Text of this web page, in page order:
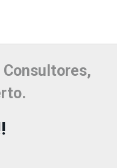
Consultores,